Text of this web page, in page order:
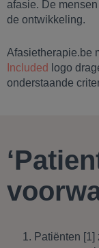
afasie. De
de ontwikkeling.
Afasietherapie.be
Included
logo
onderstaande
Patiënten